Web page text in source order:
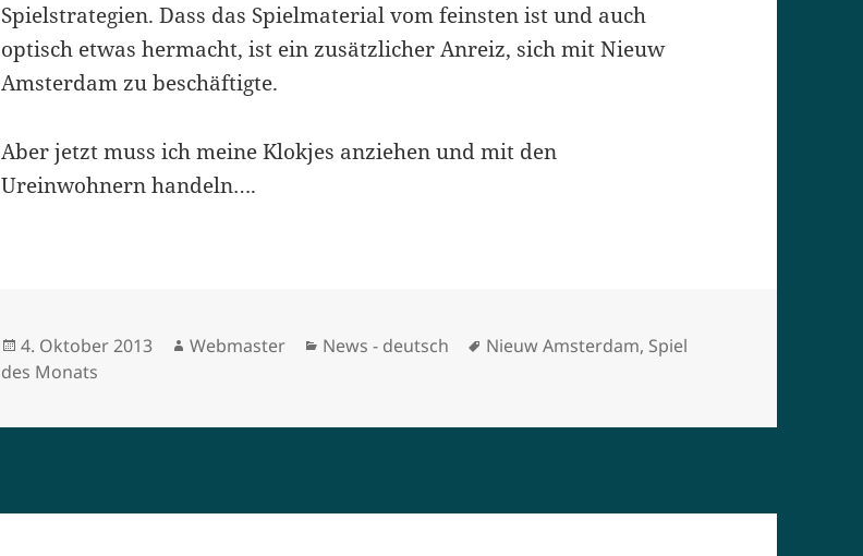
Spielstrategien. Dass das Spielmaterial vom feinsten ist und auch
optisch etwas hermacht, ist ein zusätzlicher Anreiz, sich mit Nieuw
Amsterdam zu beschäftigte.
Aber jetzt muss ich meine Klokjes anziehen und mit den
Ureinwohnern handeln….
Veröffentlicht
am
4. Oktober 2013 Autor
Webmaster Kategorien
News - deutsch Schlagwörter
Nieuw Amsterdam, Spiel
des Monats